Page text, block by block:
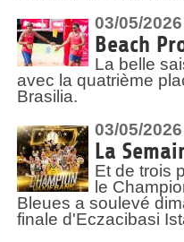
03/05/2026
Beach
La belle
avec la quatrième
Brasilia.
03/05/2026
La
Et de trois
le
Bleues a soulevé
finale d'Eczacibasi